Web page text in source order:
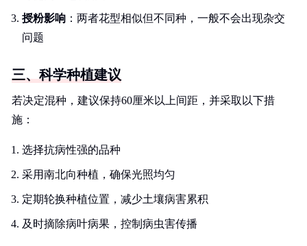
授粉影响 ：两者花型相似但不同种，一般不会出现杂交
问题
三、科学种植建议
若决定混种，建议保持60厘米以上间距，并采取以下措
施：
选择抗病性强的品种
采用南北向种植，确保光照均匀
定期轮换种植位置，减少土壤病害累积
及时摘除病叶病果，控制病虫害传播